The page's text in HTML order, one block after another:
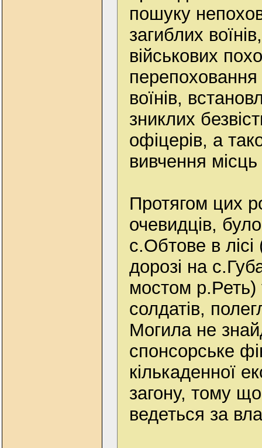
пошуку
загиблих
військових
перепоховання
воїнів,
зниклих
офіцерів, а
вивчення місць
Протягом цих
очевидців,
с.Обтове в
дорозі на
мостом
солдатів,
Могила не
спонсорське
кількаденної
загону, тому
ведеться за